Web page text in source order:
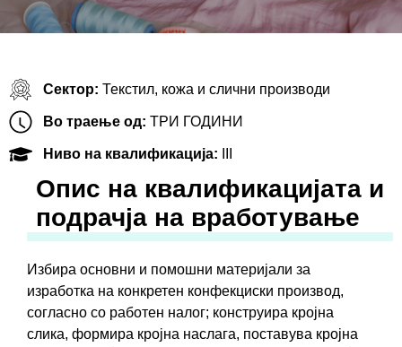
Сектор: Текстил, кожа и слични производи
Во траење од: ТРИ ГОДИНИ
Ниво на квалификација:
Oпис на квалификацијата и
подрачја на вработување
Избира основни и помошни материјали за
изработка на конкретен конфекциски производ,
согласно со работен налог; конструира кројна
слика, формира кројна наслага, поставува кројна